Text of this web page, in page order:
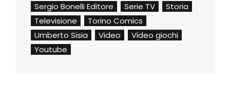
Sergio Bonelli Editore
Serie TV
Storia
Televisione
Torino Comics
Umberto Sisia
Video
Video giochi
Youtube